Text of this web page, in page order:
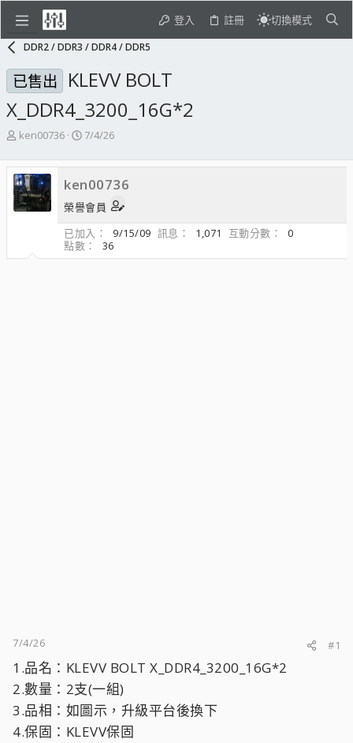
登入 註冊 切換模式
DDR2 / DDR3 / DDR4 / DDR5
已售出 KLEVV BOLT
X_DDR4_3200_16G*2
主
發
起
人
ken00736
開
日
期
7/4/26
ken00736
榮譽會員
已加入
9/15/09 訊息 1,071 互動分數
0
點數
36
7/4/26 #1
1.品名：KLEVV BOLT X_DDR4_3200_16G*2
2.數量：2支(一組)
3.品相：如圖示，升級平台後換下
4.保固：KLEVV保固